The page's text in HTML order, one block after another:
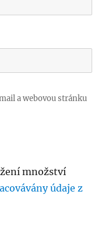
a webovou stránku
množství
údaje z